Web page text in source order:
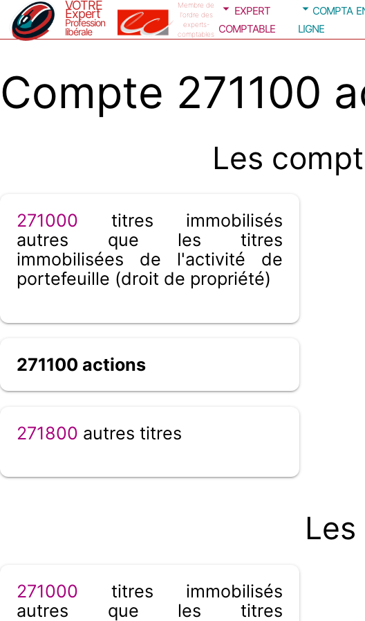
VOTRE
Expert
Profession
libérale
Membre de
l'ordre des
experts-
comptables
expert
comptable
compta
ligne
Compte 271100
Les
271000 titres immobilisés
autres que les titres
immobilisées de l'activité de
portefeuille (droit de propriété)
271100 actions
271800 autres titres
271000 titres immobilisés
autres que les titres